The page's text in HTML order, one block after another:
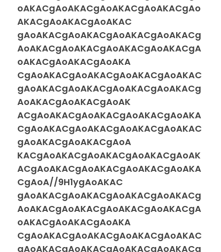
oAKACgAoAKACgAoAKACgAoAKACgAo
AKACgAoAKACgAoAKAC
gAoAKACgAoAKACgAoAKACgAoAKACg
AoAKACgAoAKACgAoAKACgAoAKACgA
oAKACgAoAKACgAoAKA
CgAoAKACgAoAKACgAoAKACgAoAKAC
gAoAKACgAoAKACgAoAKACgAoAKACg
AoAKACgAoAKACgAoAK
ACgAoAKACgAoAKACgAoAKACgAoAKA
CgAoAKACgAoAKACgAoAKACgAoAKAC
gAoAKACgAoAKACgAoA
KACgAoAKACgAoAKACgAoAKACgAoAK
ACgAoAKACgAoAKACgAoAKACgAoAKA
CgAoA//9H1ygAoAKAC
gAoAKACgAoAKACgAoAKACgAoAKACg
AoAKACgAoAKACgAoAKACgAoAKACgA
oAKACgAoAKACgAoAKA
CgAoAKACgAoAKACgAoAKACgAoAKAC
gAoAKACgAoAKACgAoAKACgAoAKACg